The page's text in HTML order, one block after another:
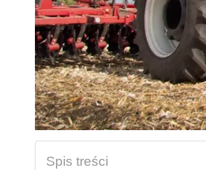
Spis treści